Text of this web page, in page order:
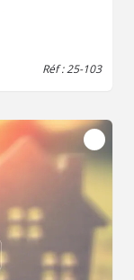
cabinet de
Jardin,
buanderie,
Réf : 25-103